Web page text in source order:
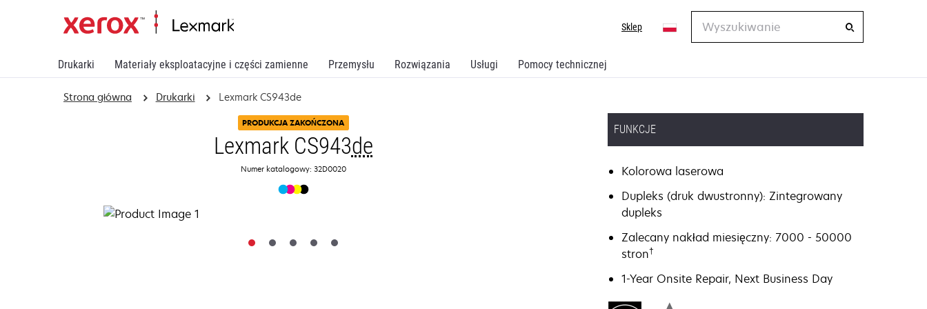
Drukarki Materiały eksploatacyjne i części zamienne Przemysłu Rozwiązania Usługi Pomocy technicznej
Sklep
Wyszukiwanie
Strona główna Drukarki Lexmark CS943de
PRODUKCJA ZAKOŃCZONA
Lexmark CS943de
Numer katalogowy: 32D0020
FUNKCJE
Kolorowa laserowa
Dupleks (druk dwustronny): Zintegrowany
dupleks
Zalecany nakład miesięczny: 7000 - 50000
stron†
1-Year Onsite Repair, Next Business Day